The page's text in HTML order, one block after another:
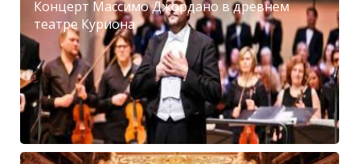
Концерт Массимо Джордано в древнем
театре Куриона